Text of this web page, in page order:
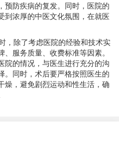
预防疾病的复发。同时，医院的
到浓厚的中医文化氛围，在就医
，除了考虑医院的经验和技术实
服务质量、收费标准等因素。
院的情况，与医生进行充分的沟
。同时，术后要严格按照医生的
燥，避免剧烈运动和性生活，确